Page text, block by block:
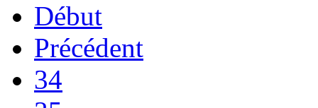
Début
Précédent
34